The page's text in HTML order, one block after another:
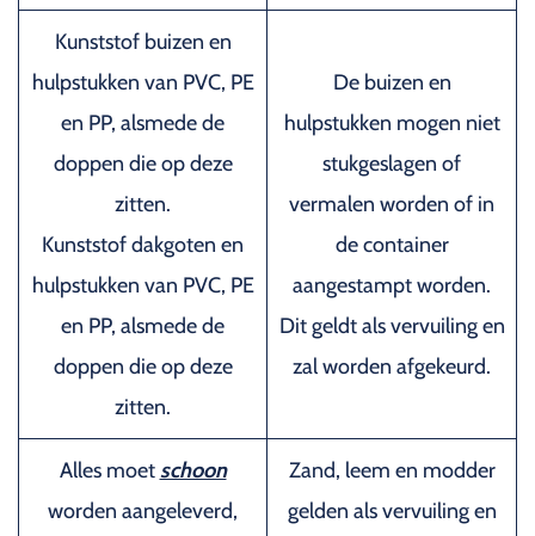
Kunststof buizen en
hulpstukken van PVC, PE
en PP, alsmede de
doppen die op deze
zitten.
Kunststof dakgoten en
hulpstukken van PVC, PE
en PP, alsmede de
doppen die op deze
zitten.
De buizen en
hulpstukken mogen niet
stukgeslagen of
vermalen worden of in
de container
aangestampt worden.
Dit geldt als vervuiling en
zal worden afgekeurd.
Alles moetschoon
worden aangeleverd,
Zand, leem en modder
gelden als vervuiling en